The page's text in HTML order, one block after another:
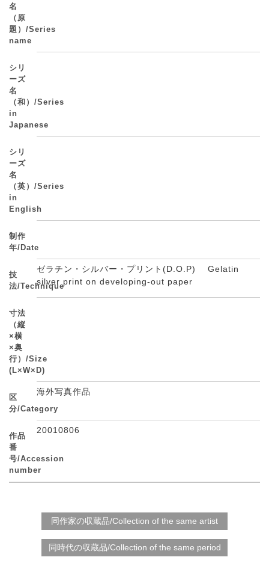
名
（原
題）/Series
name
シリ
ーズ
名
（和）/Series
in
Japanese
シリ
ーズ
名
（英）/Series
in
English
制作
年/Date
技
法/Technique
ゼラチン・シルバー・プリント(D.O.P) Gelatin
silver print on developing-out paper
寸法
（縦
×横
×奥
行）/Size
(L×W×D)
区
分/Category
海外写真作品
作品
番
号/Accession
number
20010806